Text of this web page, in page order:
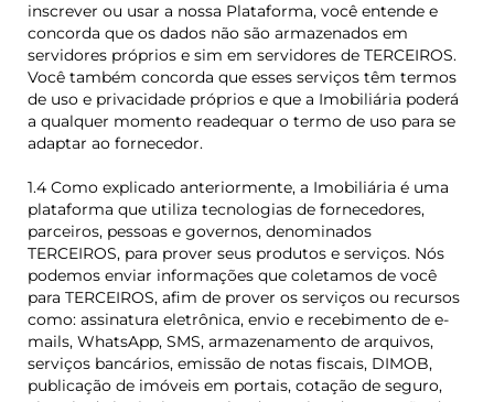
inscrever ou usar a nossa Plataforma, você entende e
concorda que os dados não são armazenados em
servidores próprios e sim em servidores de TERCEIROS.
Você também concorda que esses serviços têm termos
de uso e privacidade próprios e que a Imobiliária poderá
a qualquer momento readequar o termo de uso para se
adaptar ao fornecedor.
1.4 Como explicado anteriormente, a Imobiliária é uma
plataforma que utiliza tecnologias de fornecedores,
parceiros, pessoas e governos, denominados
TERCEIROS, para prover seus produtos e serviços. Nós
podemos enviar informações que coletamos de você
para TERCEIROS, afim de prover os serviços ou recursos
como: assinatura eletrônica, envio e recebimento de e-
mails, WhatsApp, SMS, armazenamento de arquivos,
serviços bancários, emissão de notas fiscais, DIMOB,
publicação de imóveis em portais, cotação de seguro,